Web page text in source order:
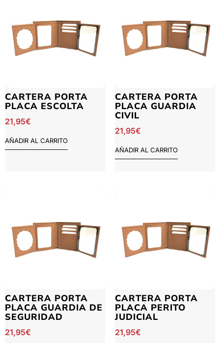
CARTERA PORTA
PLACA ESCOLTA
21,95€
AÑADIR AL CARRITO
CARTERA PORTA
PLACA GUARDIA
CIVIL
21,95€
AÑADIR AL CARRITO
CARTERA PORTA
PLACA GUARDIA DE
SEGURIDAD
21,95€
CARTERA PORTA
PLACA PERITO
JUDICIAL
21,95€